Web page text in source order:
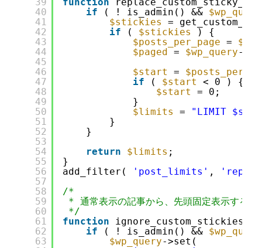
40
41
42
43
44
45
46
47
48
49
50
51
52
53
54
55
56
57
58
59
60
61
62
63
if
( ! is_admin() && $wp_query
$stickies
=
if
( $stickies
) {
$posts_per_page
=
$paged
= $wp_query-
$start
=
if
( $start
< 0 ) {
$start
= 0;
}
$limits
= "LIMIT
}
}
return
$limits ;
}
add_filter(
'post_limits' ,
/*
* 通常表示の記事から、先頭固定表示する投
*/
function
ignore_custom_stickies(
if
( ! is_admin() && $wp_query
$wp_query->set(